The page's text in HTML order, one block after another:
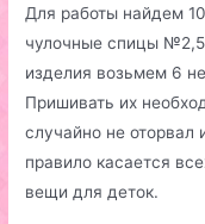
Для работы найдем
чулочные спицы
изделия возьмем 6
Пришивать их
случайно не оторвал
правило касается
вещи для деток.